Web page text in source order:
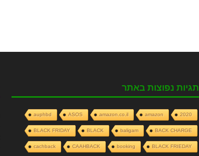
תגיות נפוצות באתר
2020
amazon
amazon.co.il
ASOS
auphbd
BACK CHARGE
baligam
BLACK
BLACK FRIDAY
BLACK FRIEDAY
booking
CAAHBACK
cachback